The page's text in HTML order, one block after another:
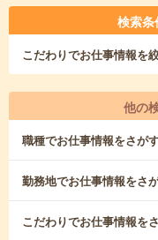
検索
こだわりでお仕事情報を
他の
職種でお仕事情報をさが
勤務地でお仕事情報をさ
こだわりでお仕事情報を